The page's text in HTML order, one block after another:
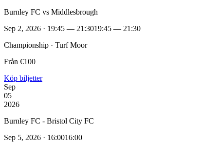
Burnley FC vs Middlesbrough
Sep 2, 2026 · 19:45 — 21:3019:45 — 21:30
Championship · Turf Moor
Från €100
Köp biljetter
Sep
05
2026
Burnley FC - Bristol City FC
Sep 5, 2026 · 16:0016:00